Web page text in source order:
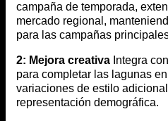
campaña de temporada,
mercado regional,
para las campañas
2: Mejora creativa Integra
para completar las lagunas
variaciones de estilo
representación demográfica.